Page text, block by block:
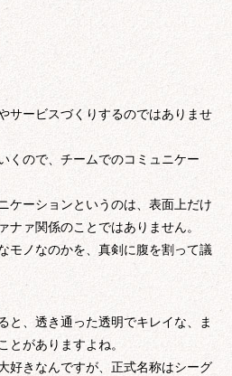
サービスづくりするのではありませ
くので、チームでのコミュニケー
ケーションというのは、表面上だけ
ナァ関係のことではありません。
モノなのかを、真剣に腹を割って議
と、透き通った透明でキレイな、ま
とがありますよね。
好きなんですが、正式名称はシーグ